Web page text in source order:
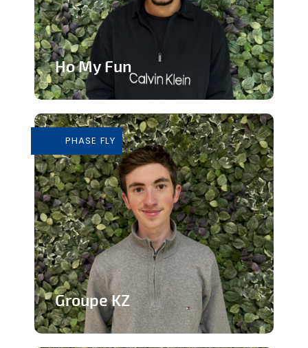
Ho My Fun
inclusive
En savoir plus
PHASE FLY
Groupe KZ